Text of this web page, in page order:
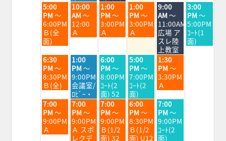
火
曜
日,
8
月
4th
2026
5:00
PM～
6:00PM
Ｂ(全
面)
水
曜
日,
8
月
2026
10:00
AM～
12:00
Ａ
木
曜
日,
8
月
2026
1:00
PM～
3:00PM
Ａ
金
曜
日,
8
月
2026
1:00
PM～
3:00PM
Ａ
土
曜
日,
8
月
8th
2026
9:00
AM～
11:00AM
広場 ア
スレ陸
上教室
日
曜
日,
8
月
9th
3:00
PM～
5:00PM
ｺｰﾄ(1
面)
火
曜
日,
8
月
4th
2026
6:30
PM～
8:30PM
Ｂ(全)
水
曜
日,
8
月
5th
2026
1:00
PM～
9:00PM
会議室/
ﾛﾋﾞｰ・
木
曜
日,
8
月
6th
2026
6:00
PM～
8:00PM
ｺｰﾄ(2
面) 52
金
曜
日,
8
月
7th
2026
5:00
PM～
7:00PM
ｺｰﾄ(2
面)
土
曜
日,
8
月
8th
2026
1:30
PM～
3:30PM
Ａ
火
曜
日,
8
月
7:00
PM～
9:00PM
Ａ
水
曜
日,
8
月
7:00
PM～
9:00PM
Ａ スポ
レクデ
木
曜
日,
8
月
7:00
PM～
9:00PM
Ｂ(1/2
面) 32
金
曜
日,
8
月
6:00
PM～
8:30PM
Ｂ(1/2
面) U12
土
曜
日,
8
月
7:00
PM～
9:00PM
ｺｰﾄ(2
面)